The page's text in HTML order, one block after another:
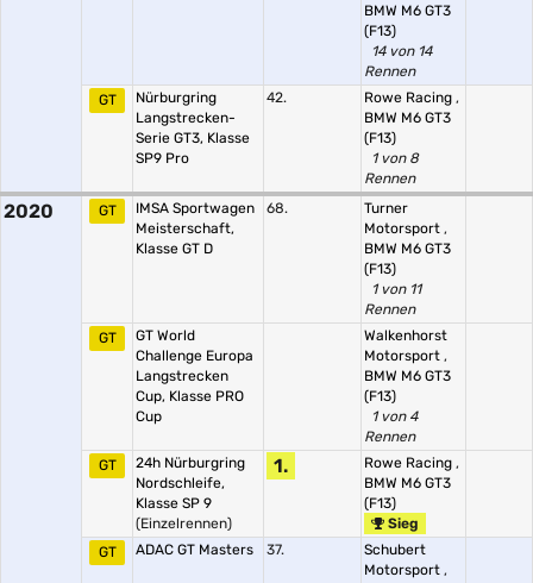
BMW M6 GT3
(F13)
14 von 14
Rennen
GT
Nürburgring
Langstrecken-
Serie GT3, Klasse
SP9 Pro
42. Rowe Racing ,
BMW M6 GT3
(F13)
1 von 8
Rennen
2020 GT
IMSA Sportwagen
Meisterschaft,
Klasse GT D
68.
Turner
Motorsport ,
BMW M6 GT3
(F13)
1 von 11
Rennen
GT
GT World
Challenge Europa
Langstrecken
Cup, Klasse PRO
Cup
Walkenhorst
Motorsport ,
BMW M6 GT3
(F13)
1 von 4
Rennen
GT
24h Nürburgring
Nordschleife,
Klasse SP 9
(Einzelrennen)
1. Rowe Racing ,
BMW M6 GT3
(F13)
Sieg
GT
ADAC GT Masters 37.
Schubert
Motorsport ,